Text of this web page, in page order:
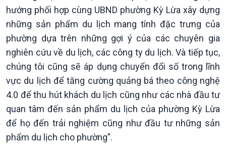
hướng phối hợp cùng UBND phường Kỳ Lừa xây dựng
những sản phẩm du lịch mang tính đặc trưng của
phường dựa trên những gợi ý của các chuyên gia
nghiên cứu về du lịch, các công ty du lịch. Và tiếp tục,
chúng tôi cũng sẽ áp dụng chuyển đổi số trong lĩnh
vực du lịch để tăng cường quảng bá theo công nghệ
4.0 để thu hút khách du lịch cũng như các nhà đầu tư
quan tâm đến sản phẩm du lịch của phường Kỳ Lừa
để họ đến trải nghiệm cũng như đầu tư những sản
phẩm du lịch cho phường".